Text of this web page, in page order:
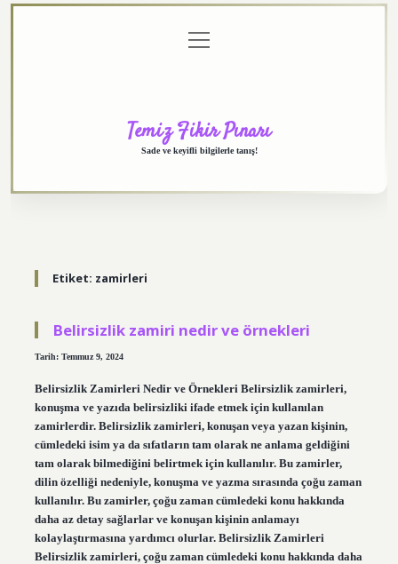
menüyü
aç
Temiz Fikir Pınarı
Sade ve keyifli bilgilerle tanış!
Etiket: zamirleri
Belirsizlik zamiri nedir ve örnekleri
Tarih: Temmuz 9, 2024
Belirsizlik Zamirleri Nedir ve Örnekleri Belirsizlik zamirleri,
konuşma ve yazıda belirsizliki ifade etmek için kullanılan
zamirlerdir. Belirsizlik zamirleri, konuşan veya yazan kişinin,
cümledeki isim ya da sıfatların tam olarak ne anlama geldiğini
tam olarak bilmediğini belirtmek için kullanılır. Bu zamirler,
dilin özelliği nedeniyle, konuşma ve yazma sırasında çoğu zaman
kullanılır. Bu zamirler, çoğu zaman cümledeki konu hakkında
daha az detay sağlarlar ve konuşan kişinin anlamayı
kolaylaştırmasına yardımcı olurlar. Belirsizlik Zamirleri
Belirsizlik zamirleri, çoğu zaman cümledeki konu hakkında daha